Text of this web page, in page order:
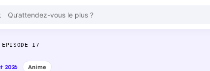
17
2026 Anime